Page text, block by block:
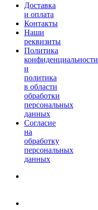
Доставка
и оплата
Контакты
Наши
реквизиты
Политика
конфиденциальности
и
политика
в области
обработки
персональных
данных
Согласие
на
обработку
персональных
данных